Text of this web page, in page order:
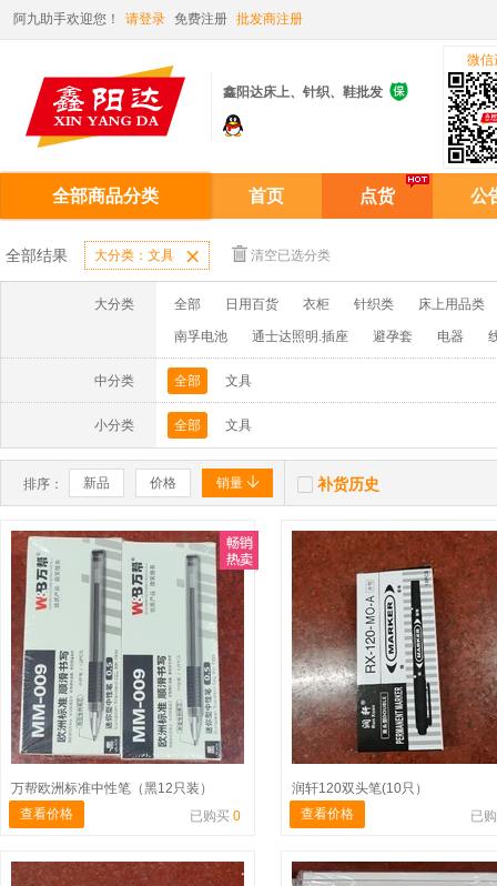
阿九助手欢迎您！ 请登录 免费注册 批发商注册
鑫阳达床上、针织、鞋批发 
微信
全部商品分类 首页 点货 公
全部结果 大分类：文具  清空已选分类
大分类 全部 日用百货 衣柜 针织类 床上用品类
南孚电池 通士达照明.插座 避孕套 电器
中分类 全部 文具
小分类 全部 文具
排序： 新品 价格 销量   补货历史
万帮欧洲标准中性笔（黑12只装）
查看价格
已购买 0
润轩120双头笔(10只）
查看价格
已